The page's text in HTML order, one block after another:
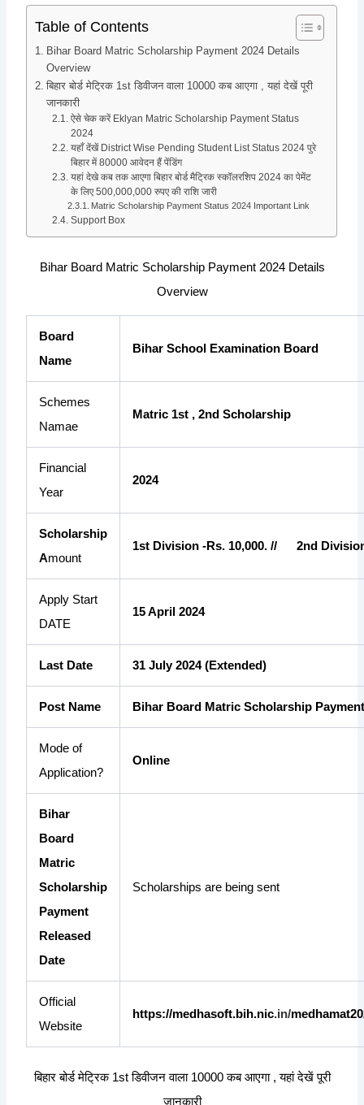
Table of Contents
Bihar Board Matric Scholarship Payment 2024 Details
Overview
बिहार बोर्ड मेट्रिक 1st डिवीजन वाला 10000 कब आएगा , यहां देखें पूरी
जानकारी
ऐसे चेक करें Eklyan Matric Scholarship Payment Status
2024
यहाँ देंखें District Wise Pending Student List Status 2024 पुरे
बिहार में 80000 आवेदन हैं पेंडिंग
यहां देखे कब तक आएगा बिहार बोर्ड मैट्रिक स्कॉलरशिप 2024 का पेमेंट
के लिए 500,000,000 रुपए की राशि जारी
Matric Scholarship Payment Status 2024 Important Link
Support Box
Bihar Board Matric Scholarship Payment 2024 Details
Overview
Board
Name
Bihar School Examination Board
Schemes
Namae
Matric 1st , 2nd Scholarship
Financial
Year
2024
Scholarship
Amount
1st Division -Rs. 10,000. // 2nd
Apply Start
DATE
15 April 2024
Last Date 31 July 2024 (Extended)
Post Name Bihar Board Matric Scholarship
Mode of
Application?
Online
Bihar
Board
Matric
Scholarship
Payment
Released
Date
Scholarships are being sent
Official
Website
https://medhasoft.bih.nic.in/
बिहार बोर्ड मेट्रिक 1st डिवीजन वाला 10000 कब आएगा , यहां देखें पूरी
जानकारी